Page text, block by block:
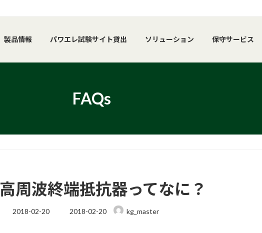
製品情報 パワエレ試験サイト貸出 ソリューション 保守サービス
FAQs
高周波終端抵抗器ってなに？
2018-02-20
最
2018-02-20 kg_master